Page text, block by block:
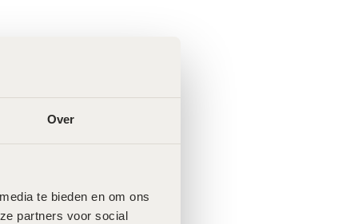
Over
te bieden en om ons
partners voor social